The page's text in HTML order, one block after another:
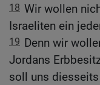
18 Wir wollen
Israeliten ein
19 Denn wir
Jordans
soll uns